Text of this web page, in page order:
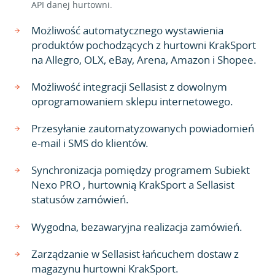
API danej hurtowni.
Możliwość automatycznego wystawienia
produktów pochodzących z hurtowni KrakSport
na Allegro, OLX, eBay, Arena, Amazon i Shopee.
Możliwość integracji Sellasist z dowolnym
oprogramowaniem sklepu internetowego.
Przesyłanie zautomatyzowanych powiadomień
e-mail i SMS do klientów.
Synchronizacja pomiędzy programem Subiekt
Nexo PRO , hurtownią KrakSport a Sellasist
statusów zamówień.
Wygodna, bezawaryjna realizacja zamówień.
Zarządzanie w Sellasist łańcuchem dostaw z
magazynu hurtowni KrakSport.